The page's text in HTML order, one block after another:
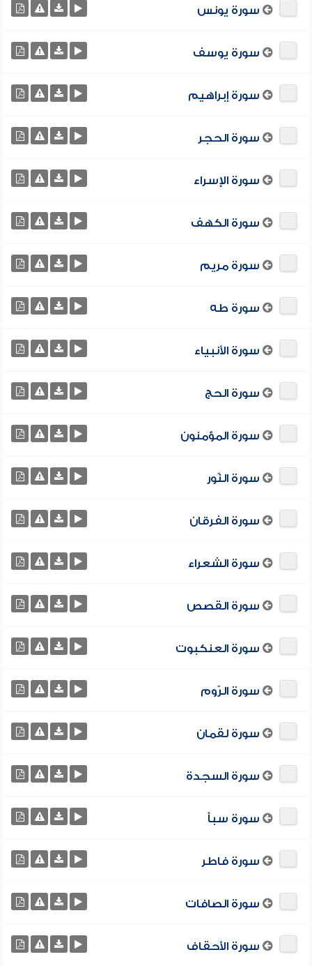
سورة يونس
سورة يوسف
سورة إبراهيم
سورة الحجر
سورة الإسراء
سورة الكهف
سورة مريم
سورة طه
سورة الأنبياء
سورة الحج
سورة المؤمنون
سورة النّور
سورة الفرقان
سورة الشعراء
سورة القصص
سورة العنكبوت
سورة الرّوم
سورة لقمان
سورة السجدة
سورة سبأ
سورة فاطر
سورة الصافات
سورة الأحقاف